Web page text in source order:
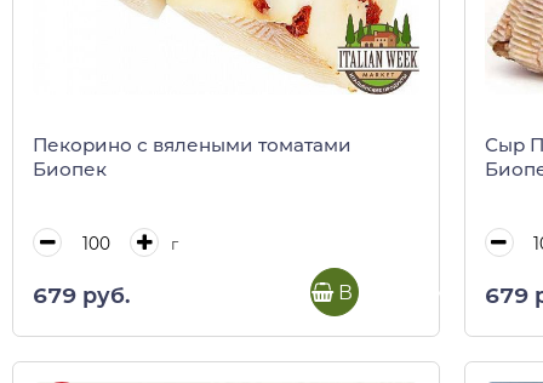
Пекорино с вялеными томатами
Биопек
г
679 руб. В корзину
Сыр
679